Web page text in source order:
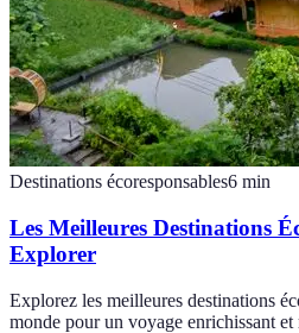
Destinations écoresponsables6 min
Les Meilleures Destinations
Explorer
Explorez les meilleures destinations
monde pour un voyage enrichissant et